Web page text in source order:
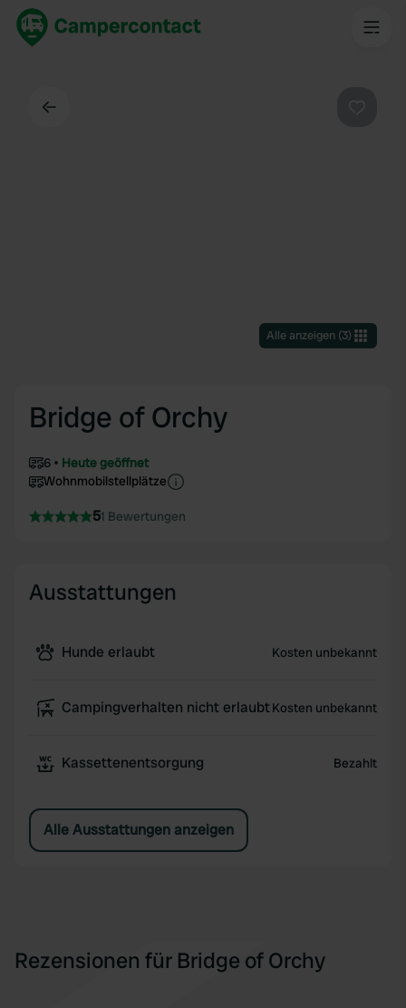
Alle anzeigen(3)
Bridge of Orchy
6
Heute geöffnet
Wohnmobilstellplätze
51 Bewertungen
Ausstattungen
Hunde erlaubt Kosten unbekannt
Campingverhalten nicht erlaubtKosten unbekannt
Kassettenentsorgung Bezahlt
Alle Ausstattungen anzeigen
Rezensionen für Bridge of Orchy